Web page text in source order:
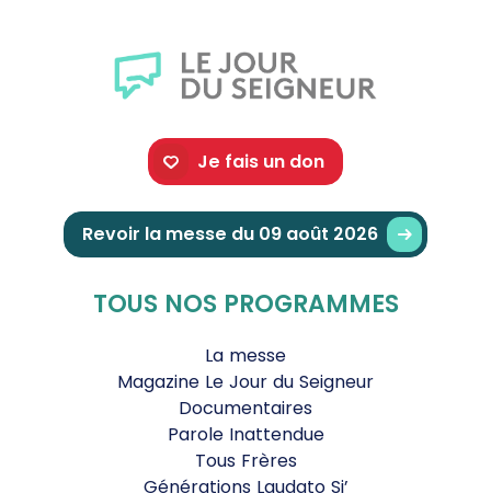
Je fais un don
Revoir la messe du 09 août 2026
TOUS NOS PROGRAMMES
La messe
Magazine Le Jour du Seigneur
Documentaires
Parole Inattendue
Tous Frères
Générations Laudato Si’